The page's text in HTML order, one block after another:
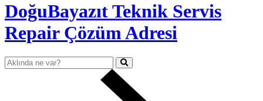
DoğuBayazıt Teknik Servis
Repair Çözüm Adresi